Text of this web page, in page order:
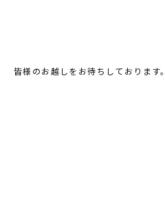
皆様のお越しをお待ちしております。